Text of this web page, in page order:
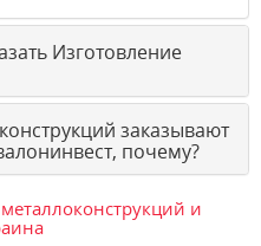
Изготовление
заказывают
почему?
и